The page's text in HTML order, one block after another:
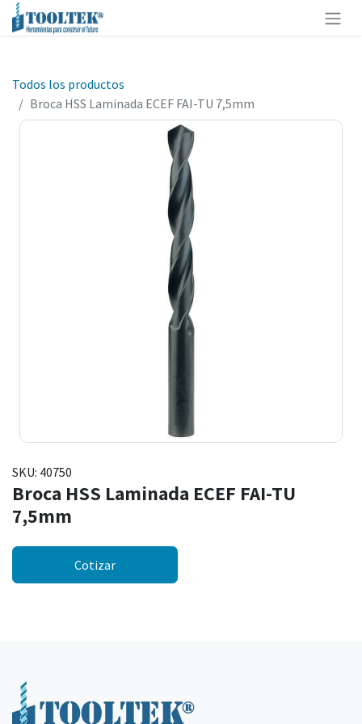
Todos los productos
Broca HSS Laminada ECEF FAI-TU 7,5mm
SKU: 40750
Broca HSS Laminada ECEF FAI-TU
7,5mm
Cotizar